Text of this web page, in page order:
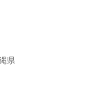
県